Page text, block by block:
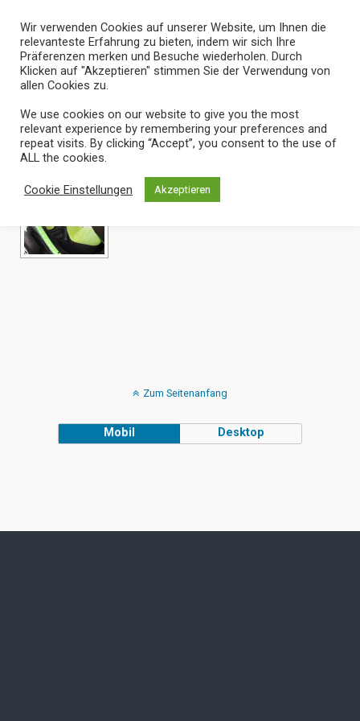
Images Tagged "hellgrün"
Zum Seitenanfang
Mobil Desktop
Wir verwenden Cookies auf unserer Website, um Ihnen die
relevanteste Erfahrung zu bieten, indem wir sich Ihre
Präferenzen merken und Besuche wiederholen. Durch
Klicken auf "Akzeptieren" stimmen Sie der Verwendung von
allen Cookies zu.
We use cookies on our website to give you the most
relevant experience by remembering your preferences and
repeat visits. By clicking “Accept”, you consent to the use of
ALL the cookies.
Cookie Einstellungen Akzeptieren